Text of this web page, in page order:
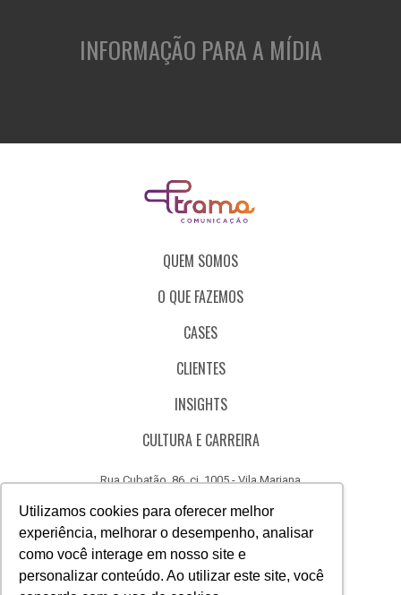
Utilizamos cookies para oferecer melhor
experiência, melhorar o desempenho, analisar
como você interage em nosso site e
personalizar conteúdo. Ao utilizar este site, você
INFORMAÇÃO PARA A MÍDIA
QUEM SOMOS
O QUE FAZEMOS
CASES
CLIENTES
INSIGHTS
CULTURA E CARREIRA
Rua Cubatão, 86, cj. 1005 - Vila Mariana
CÓDIGO DE ÉTICA
CANAL DE DENÚNCIAS